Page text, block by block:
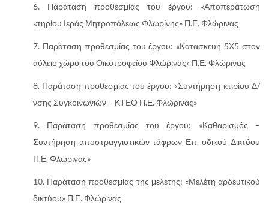
Παράταση προθεσμίας του έργου: «Αποπεράτωση
κτηρίου Ιεράς Μητροπόλεως Φλωρίνης» Π.Ε. Φλώρινας
Παράταση προθεσμίας του έργου: «Κατασκευή 5Χ5 στον
αύλειο χώρο του Οικοτροφείου Φλώρινας» Π.Ε. Φλώρινας
Παράταση προθεσμίας του έργου: «Συντήρηση κτιρίου Δ/
νσης Συγκοινωνιών – ΚΤΕΟ Π.Ε. Φλώρινας»
Παράταση προθεσμίας του έργου: «Καθαρισμός –
Συντήρηση αποστραγγιστικών τάφρων Επ. οδικού Δικτύου
Π.Ε. Φλώρινας»
Παράταση προθεσμίας της μελέτης: «Μελέτη αρδευτικού
δικτύου» Π.Ε. Φλώρινας